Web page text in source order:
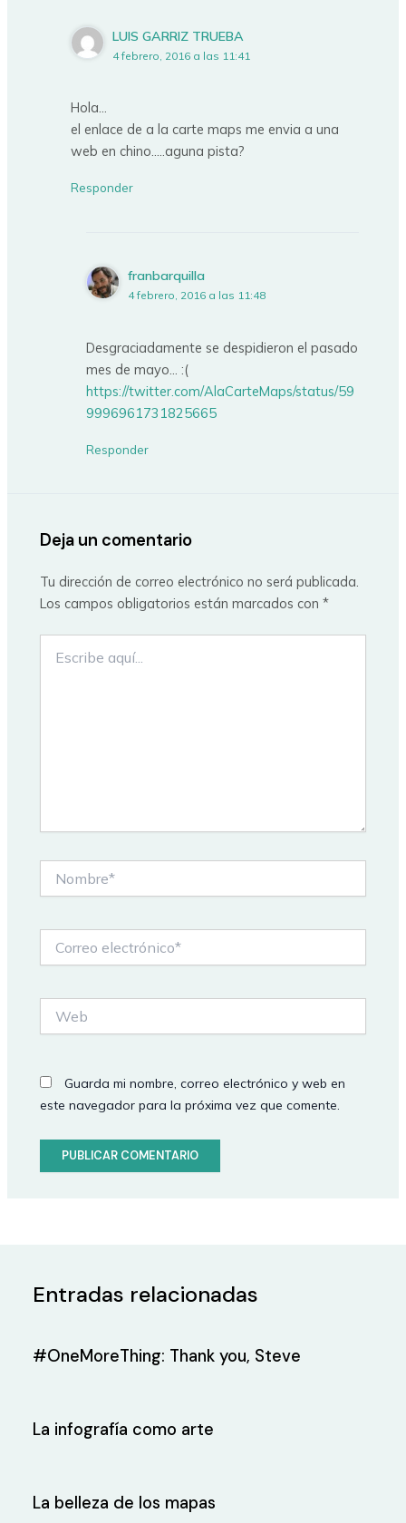
LUIS GARRIZ TRUEBA
4 febrero, 2016 a las 11:41
Hola…
el enlace de a la carte maps me envia a una
web en chino…..aguna pista?
Responder
franbarquilla
4 febrero, 2016 a las 11:48
Desgraciadamente se despidieron el pasado
mes de mayo… :(
https://twitter.com/AlaCarteMaps/status/59
9996961731825665
Responder
Deja un comentario
Tu dirección de correo electrónico no será publicada.
Los campos obligatorios están marcados con*
aquí...
electrónico*
Guarda mi nombre, correo electrónico y web en
este navegador para la próxima vez que comente.
Entradas relacionadas
#OneMoreThing: Thank you, Steve
La infografía como arte
La belleza de los mapas